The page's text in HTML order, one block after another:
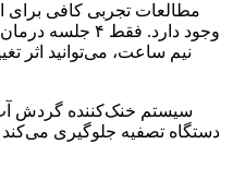
وجود دارد. فقط
نیم ساعت، می‌توانید اثر
دستگاه تصفیه جلوگیری می‌کند